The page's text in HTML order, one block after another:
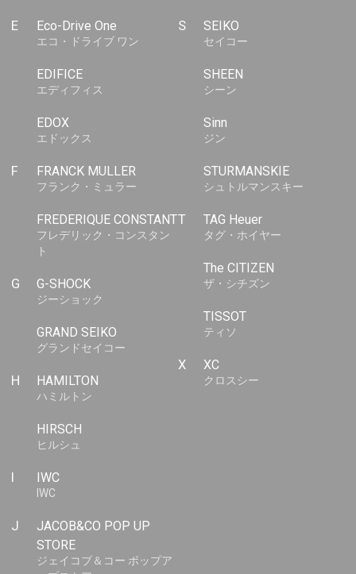
E Eco-Drive One
エコ・ドライブ ワン
EDIFICE
エディフィス
EDOX
エドックス
F FRANCK MULLER
フランク・ミュラー
FREDERIQUE CONSTANT
フレデリック・コンスタン
ト
G G-SHOCK
ジーショック
GRAND SEIKO
グランドセイコー
H HAMILTON
ハミルトン
HIRSCH
ヒルシュ
I IWC
IWC
J
JACOB&CO POP UP
STORE
ジェイコブ＆コー ポップア
S SEIKO
セイコー
SHEEN
シーン
Sinn
ジン
STURMANSKIE
シュトルマンスキー
T TAG Heuer
タグ・ホイヤー
The CITIZEN
ザ・シチズン
TISSOT
ティソ
X XC
クロスシー